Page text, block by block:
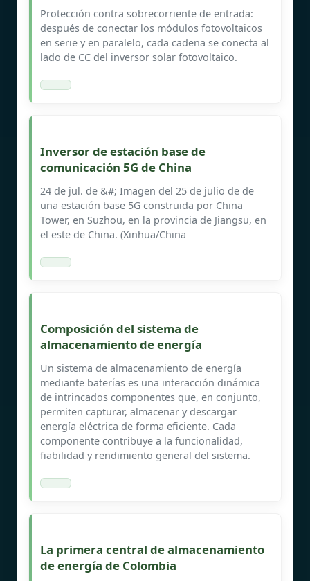
Protección contra sobrecorriente de entrada:
después de conectar los módulos fotovoltaicos
en serie y en paralelo, cada cadena se conecta al
lado de CC del inversor solar fotovoltaico.
Inversor de estación base de
comunicación 5G de China
24 de jul. de &#; Imagen del 25 de julio de de
una estación base 5G construida por China
Tower, en Suzhou, en la provincia de Jiangsu, en
el este de China. (Xinhua/China
Composición del sistema de
almacenamiento de energía
Un sistema de almacenamiento de energía
mediante baterías es una interacción dinámica
de intrincados componentes que, en conjunto,
permiten capturar, almacenar y descargar
energía eléctrica de forma eficiente. Cada
componente contribuye a la funcionalidad,
fiabilidad y rendimiento general del sistema.
La primera central de almacenamiento
de energía de Colombia